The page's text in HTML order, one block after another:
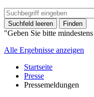
Suchfeld leeren Finden
"Geben Sie bitte
Alle Ergebnisse anzeigen
Startseite
Presse
Pressemeldungen